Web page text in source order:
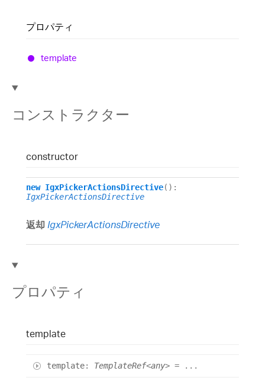
プロパティ
template
コンストラクター
constructor
new IgxPickerActionsDirective() :
IgxPickerActionsDirective
返却 IgxPickerActionsDirective
プロパティ
template
template: TemplateRef<any> = ...